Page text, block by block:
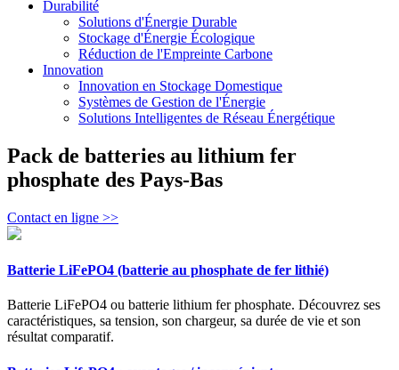
Durabilité
Solutions d'Énergie Durable
Stockage d'Énergie Écologique
Réduction de l'Empreinte Carbone
Innovation
Innovation en Stockage Domestique
Systèmes de Gestion de l'Énergie
Solutions Intelligentes de Réseau Énergétique
Pack de batteries au lithium fer
phosphate des Pays-Bas
Contact en ligne >>
Batterie LiFePO4 (batterie au phosphate de fer lithié)
Batterie LiFePO4 ou batterie lithium fer phosphate. Découvrez ses
caractéristiques, sa tension, son chargeur, sa durée de vie et son
résultat comparatif.